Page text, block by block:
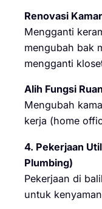
Renovasi
Mengganti
mengubah bak
mengganti
Alih Fungsi
Mengubah
kerja (home
4. Pekerjaan
Plumbing)
Pekerjaan di
untuk